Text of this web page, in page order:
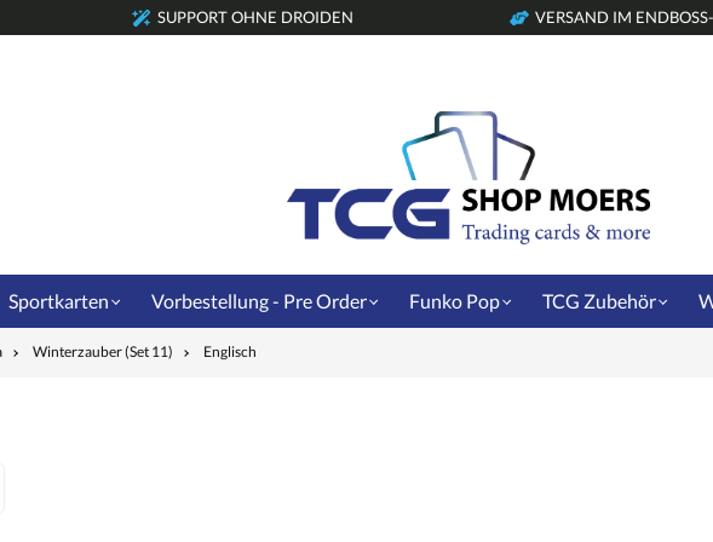
SUPPORT OHNE DROIDEN VERSAND IM
Sportkarten Vorbestellung - Pre Order Funko Pop TCG Zubehör
Winterzauber (Set 11) Englisch